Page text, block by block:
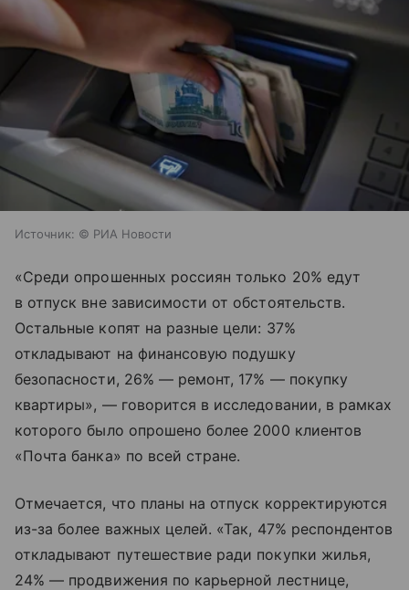
Источник: © РИА Новости
«Среди опрошенных россиян только 20% едут
в отпуск вне зависимости от обстоятельств.
Остальные копят на разные цели: 37%
откладывают на финансовую подушку
безопасности, 26% — ремонт, 17% — покупку
квартиры», — говорится в исследовании, в рамках
которого было опрошено более 2000 клиентов
«Почта банка» по всей стране.
Отмечается, что планы на отпуск корректируются
из-за более важных целей. «Так, 47% респондентов
откладывают путешествие ради покупки жилья,
24% — продвижения по карьерной лестнице,